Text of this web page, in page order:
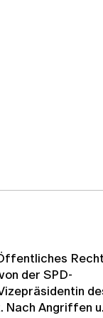
der SPD-
Angriffen